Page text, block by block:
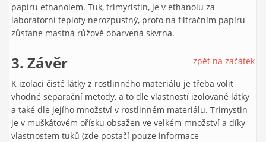
papíru ethanolem. Tuk, trimyristin, je v ethanolu za
laboratorní teploty nerozpustný, proto na filtračním papíru
zůstane mastná růžově obarvená skvrna.
zpět na začátek
3. Závěr
K izolaci čisté látky z rostlinného materiálu je třeba volit
vhodné separační metody, a to dle vlastností izolované látky
a také dle jejího množství v rostlinném materiálu. Trimystin
je v muškátovém ořísku obsažen ve velkém množství a díky
vlastnostem tuků (zde postačí pouze informace